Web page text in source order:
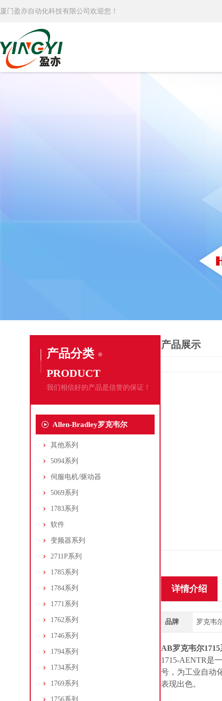
厦门盈亦自动化科技有限公司欢迎您！
产品分类
PRODUCT
我们相信好的产品是信誉的保证！
Allen-Bradley罗克韦尔
其他系列
5094系列
伺服电机/驱动器
5069系列
1783系列
软件
变频器系列
2711P系列
1785系列
1784系列
1771系列
1762系列
1746系列
1794系列
1734系列
1769系列
1756系列
产品展示
详情介绍
品牌 罗克韦
AB罗克韦尔
1715-AENTR是
号，为工业自动
表现出色。